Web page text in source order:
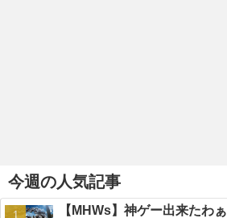
今週の人気記事
【MHWs】神ゲー出来たわ